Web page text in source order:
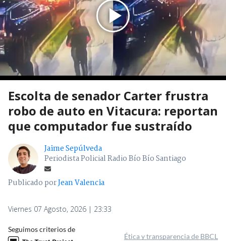
Escolta de senador Carter frustra
robo de auto en Vitacura: reportan
que computador fue sustraído
Jaime Sepúlveda
Periodista Policial Radio Bío Bío Santiago
Publicado porJean Valencia
Viernes 07 Agosto, 2026 | 23:33
Seguimos criterios de
Ética y transparencia de BBCL